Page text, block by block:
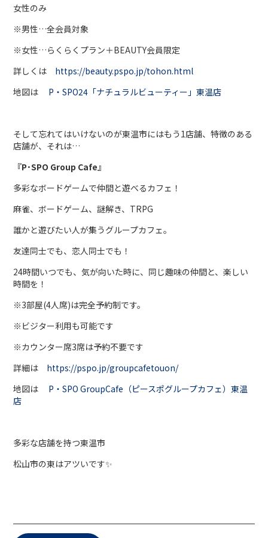
女性のみ
※男性…全会員対象
※女性…らくらくプラン＋BEAUTY会員限定
詳しくは https://beauty.pspo.jp/tohon.html
地図は
P・SPO24「ナチュラルビューティー」東温店
そして忘れてはいけないのが東温市にはもう1店舗、特徴のある
店舗が、それは…
『P･SPO Group Cafe』
多彩なボードゲームで仲間と遊べるカフェ！
麻雀、ボードゲーム、謎解き、TRPG
誰かと遊びたい人が集うグループカフェ。
友達同士でも、恋人同士でも！
24時間いつでも、気が向いた時に、同じ趣味の仲間と、楽しい
時間を！
※3部屋(4人席)は完全予約制です。
※ビジター利用も可能です
※カウンター席3席は予約不要です
詳細は https://pspo.jp/groupcafetouon/
地図は
P・SPO GroupCafe（ピースポグループカフェ）東温
店
多彩な店舗を持つ東温市
松山市の東はアツいです✨